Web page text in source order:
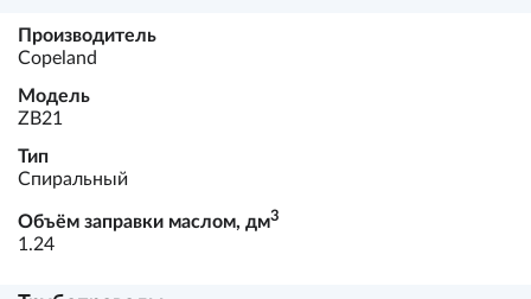
Производитель
Copeland
Модель
ZB21
Тип
Спиральный
Объём заправки маслом, дм3
1.24